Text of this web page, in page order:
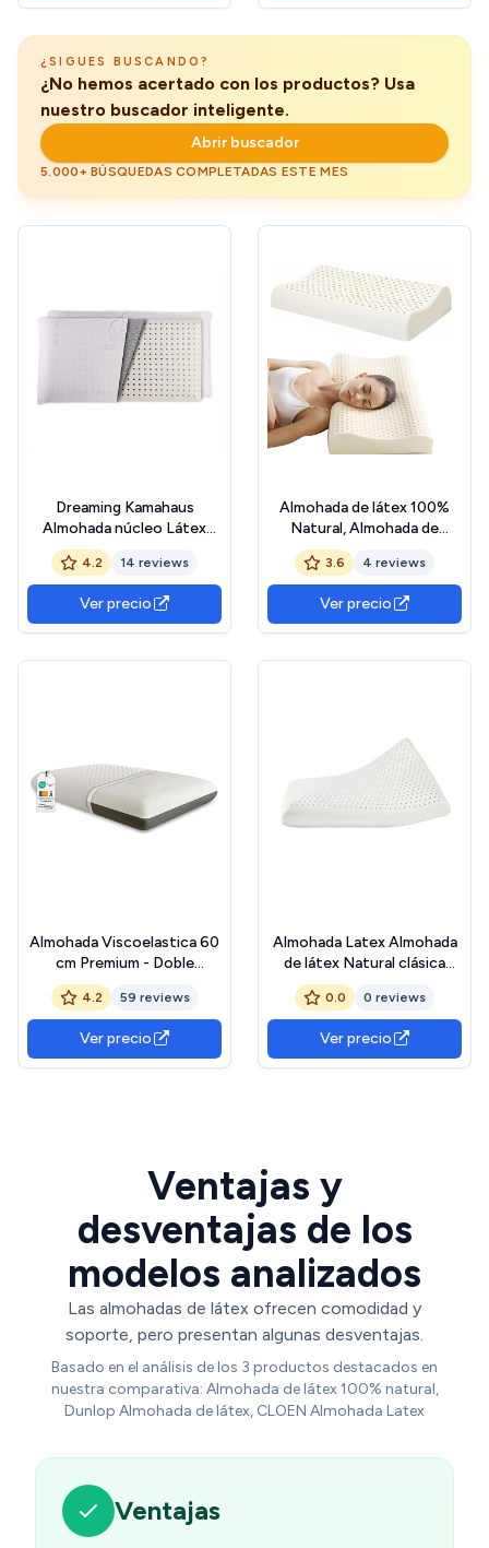
adaptabilidad al Cuello.
TEX STANDARD 100
¿SIGUES BUSCANDO?
¿No hemos acertado con los productos? Usa
nuestro buscador inteligente.
Abrir buscador
5.000+ BÚSQUEDAS COMPLETADAS ESTE MES
Dreaming Kamahaus
Almohada núcleo Látex
75cm | Núcleo 100%
LÁTEX | Microperforado |
Descanso Natural | Funda
Stretch Aloe Vera | Gran
Confort |
4.2 14 reviews
Ver precio
Almohada de látex 100%
Natural, Almohada de
emulsión de Memoria,
Almohada ortopédica
Cervical de Contorno de
Cuello para Dormir de Lado,
Espalda y estómago,
3.6 4 reviews
Ver precio
Almohada Viscoelastica 60
cm Premium - Doble
Firmeza + Lado Blanco
Firmeza Blanda y Lado Gris
Firmeza Media - Funda
Interior + Funda Lavable
con Cremallera
4.2 59 reviews
Ver precio
Almohada Latex Almohada
de látex Natural clásica
Almohada de látex con
Forma de Pan Almohada de
Masaje Saludable for el
Cuello Almohada
Blanda(60x40x12)
0.0 0 reviews
Ver precio
Ventajas y
desventajas de los
modelos analizados
Las almohadas de látex ofrecen comodidad y
soporte, pero presentan algunas desventajas.
Basado en el análisis de los 3 productos destacados en
nuestra comparativa: Almohada de látex 100% natural,
Dunlop Almohada de látex, CLOEN Almohada Latex
Ventajas